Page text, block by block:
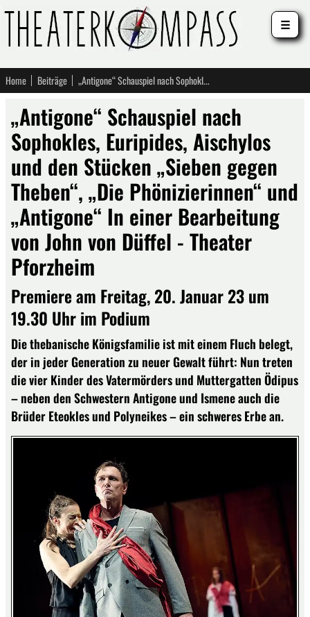
Home Beiträge „Antigone“ Schauspiel nach Sophokles, Euripides, Aischylos und den Stücken „Sieben gegen Theben“, „Die Phönizierinnen“ und „Antigone“ In einer Bearbeitung von John von Düffel - Theater Pforzheim
„Antigone“ Schauspiel nach
Sophokles, Euripides, Aischylos
und den Stücken „Sieben gegen
Theben“, „Die Phönizierinnen“ und
„Antigone“ In einer Bearbeitung
von John von Düffel - Theater
Pforzheim
Premiere am Freitag, 20. Januar 23 um
19.30 Uhr im Podium
Die thebanische Königsfamilie ist mit einem Fluch belegt,
der in jeder Generation zu neuer Gewalt führt: Nun treten
die vier Kinder des Vatermörders und Muttergatten Ödipus
– neben den Schwestern Antigone und Ismene auch die
Brüder Eteokles und Polyneikes – ein schweres Erbe an.
☰